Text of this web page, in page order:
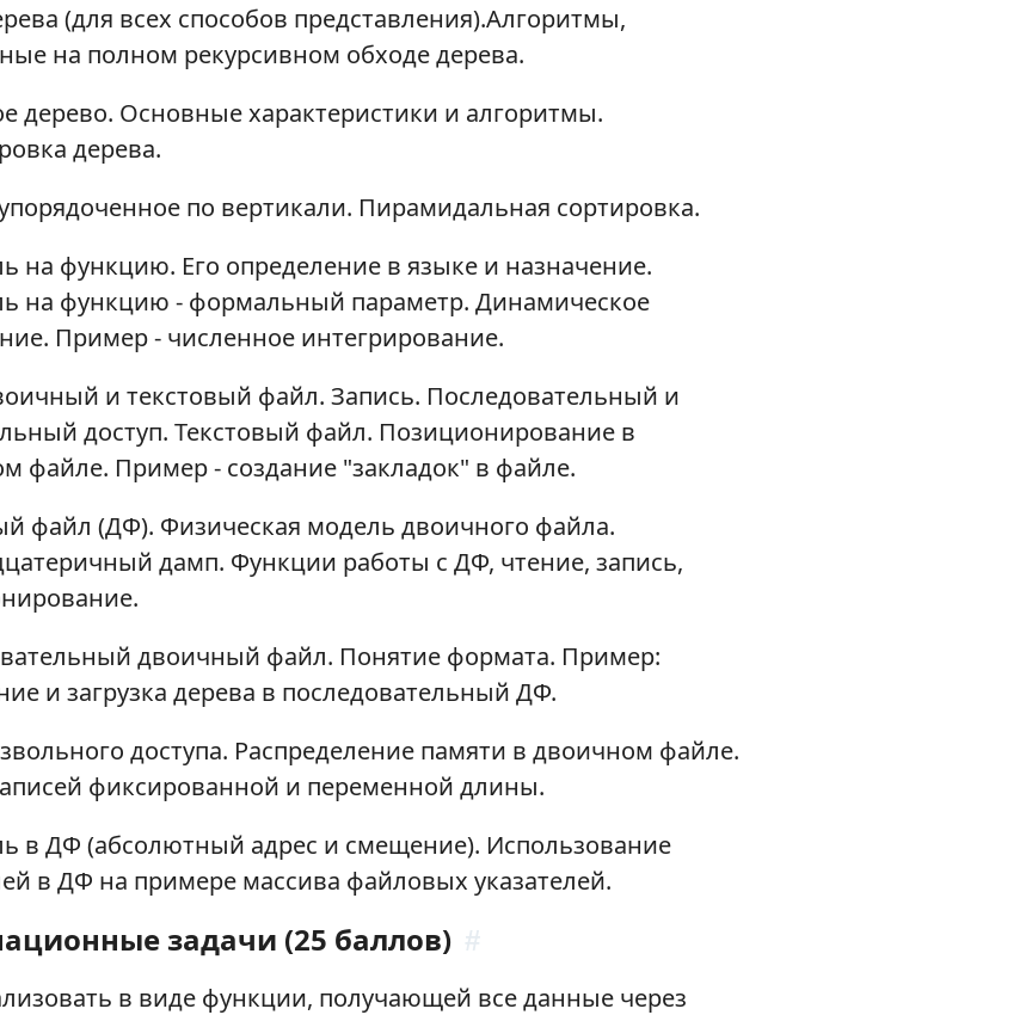
(для всех способов представления).Алгоритмы,
на полном рекурсивном обходе дерева.
дерево. Основные характеристики и алгоритмы.
дерева.
по вертикали. Пирамидальная сортировка.
на функцию. Его определение в языке и назначение.
на функцию - формальный параметр. Динамическое
Пример - численное интегрирование.
и текстовый файл. Запись. Последовательный и
доступ. Текстовый файл. Позиционирование в
файле. Пример - создание "закладок" в файле.
файл (ДФ). Физическая модель двоичного файла.
дамп. Функции работы с ДФ, чтение, запись,
двоичный файл. Понятие формата. Пример:
и загрузка дерева в последовательный ДФ.
доступа. Распределение памяти в двоичном файле.
фиксированной и переменной длины.
в ДФ (абсолютный адрес и смещение). Использование
в ДФ на примере массива файловых указателей.
задачи (25 баллов) #
в виде функции, получающей все данные через